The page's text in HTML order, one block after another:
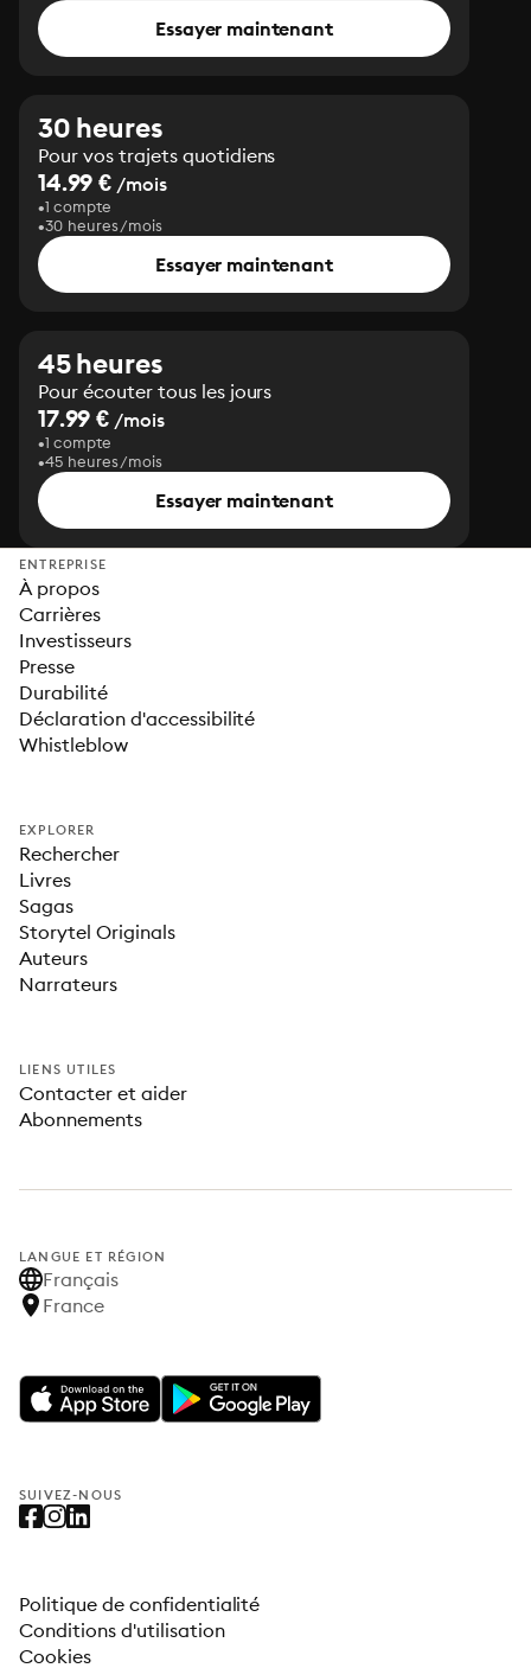
Essayer maintenant
30 heures
Pour vos trajets quotidiens
14.99 € /mois
1 compte
30 heures/mois
Essayer maintenant
45 heures
Pour écouter tous les jours
17.99 € /mois
1 compte
45 heures/mois
Essayer maintenant
ENTREPRISE
À propos
Carrières
Investisseurs
Presse
Durabilité
Déclaration d'accessibilité
Whistleblow
EXPLORER
Rechercher
Livres
Sagas
Storytel Originals
Auteurs
Narrateurs
LIENS UTILES
Contacter et aider
Abonnements
LANGUE ET RÉGION
Français
France
SUIVEZ-NOUS
Politique de confidentialité
Conditions d'utilisation
Cookies